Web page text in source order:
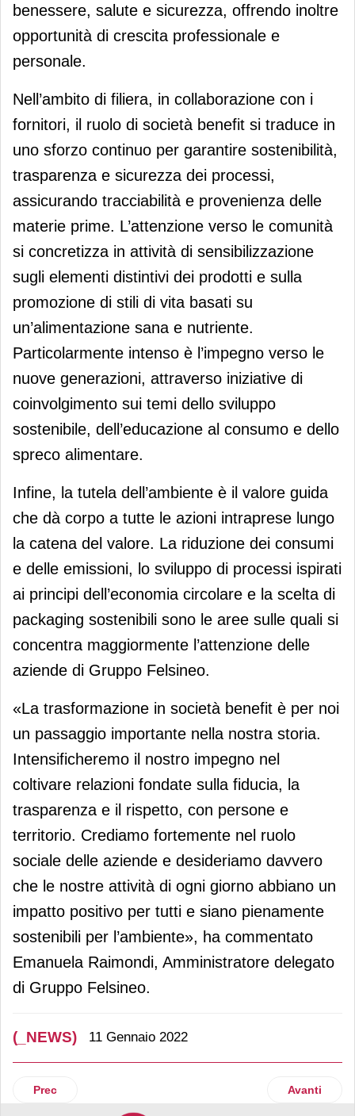
benessere, salute e sicurezza, offrendo inoltre
opportunità di crescita professionale e
personale.
Nell’ambito di filiera, in collaborazione con i
fornitori, il ruolo di società benefit si traduce in
uno sforzo continuo per garantire sostenibilità,
trasparenza e sicurezza dei processi,
assicurando tracciabilità e provenienza delle
materie prime. L’attenzione verso le comunità
si concretizza in attività di sensibilizzazione
sugli elementi distintivi dei prodotti e sulla
promozione di stili di vita basati su
un’alimentazione sana e nutriente.
Particolarmente intenso è l’impegno verso le
nuove generazioni, attraverso iniziative di
coinvolgimento sui temi dello sviluppo
sostenibile, dell’educazione al consumo e dello
spreco alimentare.
Infine, la tutela dell’ambiente è il valore guida
che dà corpo a tutte le azioni intraprese lungo
la catena del valore. La riduzione dei consumi
e delle emissioni, lo sviluppo di processi ispirati
ai principi dell’economia circolare e la scelta di
packaging sostenibili sono le aree sulle quali si
concentra maggiormente l’attenzione delle
aziende di Gruppo Felsineo.
«La trasformazione in società benefit è per noi
un passaggio importante nella nostra storia.
Intensificheremo il nostro impegno nel
coltivare relazioni fondate sulla fiducia, la
trasparenza e il rispetto, con persone e
territorio. Crediamo fortemente nel ruolo
sociale delle aziende e desideriamo davvero
che le nostre attività di ogni giorno abbiano un
impatto positivo per tutti e siano pienamente
sostenibili per l’ambiente», ha commentato
Emanuela Raimondi, Amministratore delegato
di Gruppo Felsineo.
(_NEWS) 11 Gennaio 2022
Articolo precedente: Prologis: nuova acquisizione a Roma
Prec Articolo
Avanti